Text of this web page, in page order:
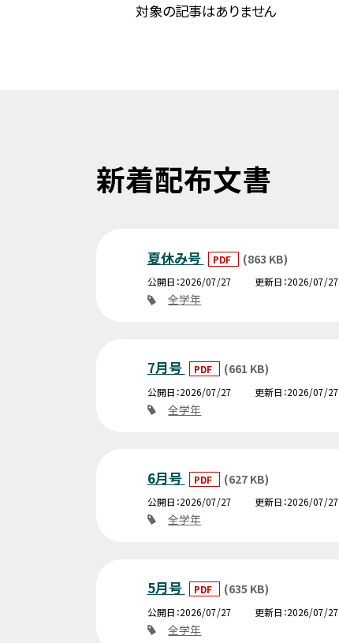
対象の記事はありません
新着配布文書
夏休み号 PDF (863 KB)
公開日 2026/07/27 更新日 2026/07/27
全学年
7月号 PDF (661 KB)
公開日 2026/07/27 更新日 2026/07/27
全学年
6月号 PDF (627 KB)
公開日 2026/07/27 更新日 2026/07/27
全学年
5月号 PDF (635 KB)
公開日 2026/07/27 更新日 2026/07/27
全学年